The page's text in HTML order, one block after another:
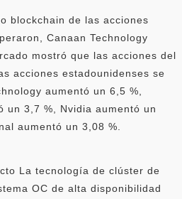
blockchain de las acciones
Canaan Technology
mostró que las acciones del
acciones estadounidenses se
aumentó un 6,5 %,
un 3,7 %, Nvidia aumentó un
aumentó un 3,08 %.
La tecnología de clúster de
OC de alta disponibilidad